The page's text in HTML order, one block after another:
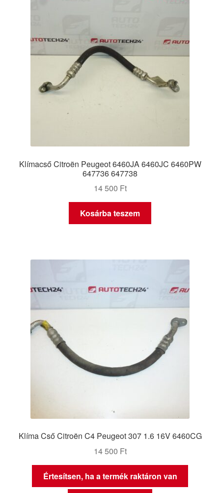
Klímacső Citroën Peugeot 6460JA 6460JC 6460PW
647736 647738
14 500 Ft
Kosárba teszem
Klíma Cső Citroën C4 Peugeot 307 1.6 16V 6460CG
14 500 Ft
Értesítsen, ha a termék raktáron van